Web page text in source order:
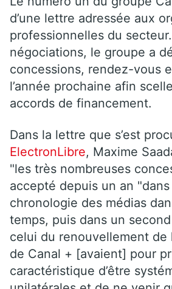
d’une lettre adressée aux
professionnelles du
négociations, le groupe a
concessions, rendez-vous
l’année prochaine afin
accords de financement.
Dans la lettre que s’est
ElectronLibre, Maxime
"les très nombreuses
accepté depuis un an
chronologie des médias
temps, puis dans un
celui du renouvellement de
de Canal + [avaient] pour
caractéristique d’être